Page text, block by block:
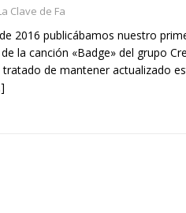
Clave de Fa
2016 publicábamos nuestro
la canción «Badge» del grupo
de mantener actualizado